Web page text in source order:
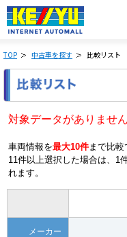
TOP 中古車を探す 比較リスト
対象データがありません
車両情報を最大10件まで比較
11件以上選択した場合は、1
れます。
メーカー